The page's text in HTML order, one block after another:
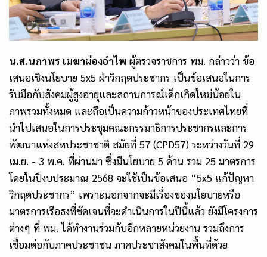
น.ส.นภาพร เมฆาผ่องอำไพ ผู้ตรวจราชการ พม. กล่าวว่า ข้อ
เสนอเชิงนโยบาย 5x5 ฝ่าวิกฤตประชากร เป็นข้อเสนอในการ
รับมือกับสังคมผู้สูงอายุและสถานการณ์เด็กเกิดใหม่น้อยใน
ภาพรวมทั้งหมด และถือเป็นความก้าวหน้าของประเทศไทยที่
นำไปเสนอในการประชุมคณะกรรมาธิการประชากรและการ
พัฒนาแห่งสหประชาชาติ สมัยที่ 57 (CPD57) ระหว่างวันที่ 29
เม.ย. - 3 พ.ค. ที่ผ่านมา ซึ่งมีนโยบาย 5 ด้าน รวม 25 มาตรการ
โดยในปีงบประมาณ 2568 จะใช้เป็นข้อเสนอ “5x5 แก้ปัญหา
วิกฤตประชากร” เพราะนอกจากจะมีเรื่องของนโยบายหรือ
มาตรการเรือธงที่ชัดเจนที่จะดำเนินการในปีนี้แล้ว ยังมีโครงการ
ต่างๆ ที่ พม. ได้ทำงานร่วมกับอีกหลายหน่วยงาน รวมถึงการ
เชื่อมต่อกับภาคประชาชน ภาคประชาสังคมในพื้นที่ด้วย